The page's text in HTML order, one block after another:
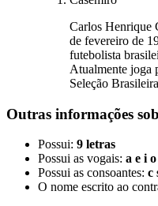
Carlos Henrique
de fevereiro de
futebolista
Atualmente joga
Seleção
Outras informações
Possui: 9 letras
Possui as vogais: a e i o
Possui as consoantes: c
O nome escrito ao